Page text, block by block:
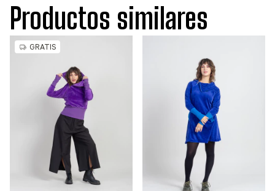
Productos similares
GRATIS